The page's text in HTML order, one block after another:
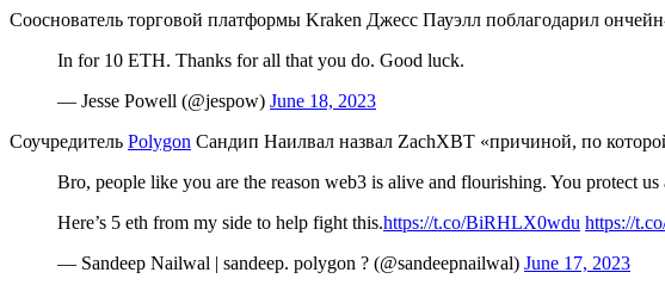
Сооснователь торговой платформы Kraken Джесс Пауэлл поблагодарил
In for 10 ETH. Thanks for all that you do. Good luck.
— Jesse Powell (@jespow) June 18, 2023
Соучредитель Polygon Сандип Наилвал назвал ZachXBT «причиной, по
Bro, people like you are the reason web3 is alive and flourishing. You protect
Here’s 5 eth from my side to help fight this.https://t.co/BiRHLX0wdu https://
— Sandeep Nailwal | sandeep. polygon ? (@sandeepnailwal) June 17, 2023